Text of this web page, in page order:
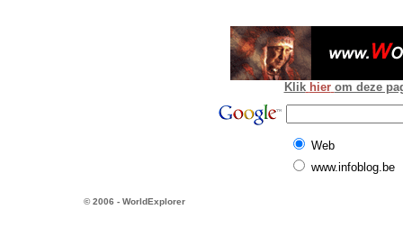
Klik hier om deze
Web
www.infoblog.be
© 2006 - WorldExplorer